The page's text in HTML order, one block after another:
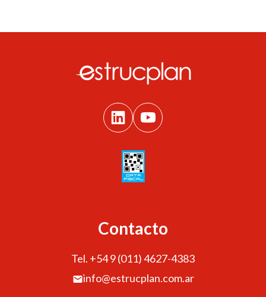
Contacto
Tel. +54 9 (011) 4627-4383
info@estrucplan.com.ar